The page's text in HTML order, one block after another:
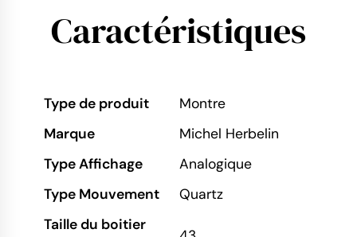
Caractéristiques
Type de produit
Montre
Marque
Michel Herbelin
Type Affichage
Analogique
Type Mouvement
Quartz
Taille du boitier